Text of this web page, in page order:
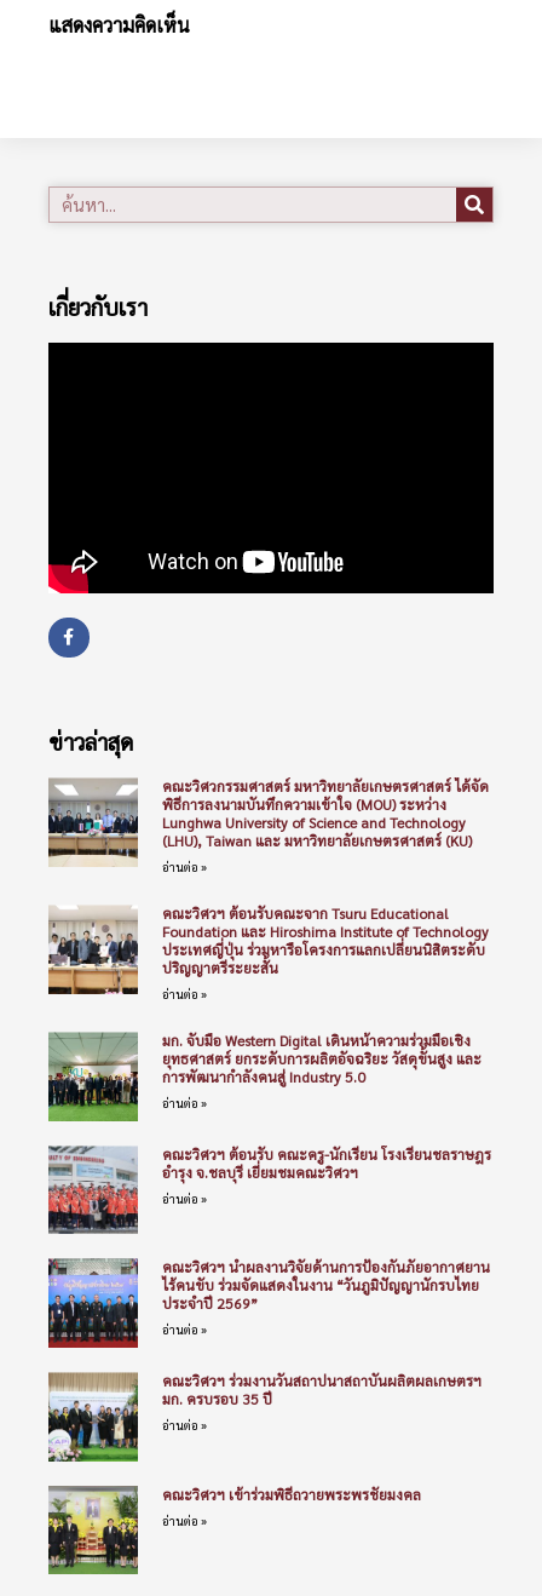
แสดงความคิดเห็น
เกี่ยวกับเรา
ข่าวล่าสุด
คณะวิศวกรรมศาสตร์ มหาวิทยาลัยเกษตรศาสตร์ ได้จัด
พิธีการลงนามบันทึกความเข้าใจ (MOU) ระหว่าง
Lunghwa University of Science and Technology
(LHU), Taiwan และ มหาวิทยาลัยเกษตรศาสตร์ (KU)
อ่านต่อ »
คณะวิศวฯ ต้อนรับคณะจาก Tsuru Educational
Foundation และ Hiroshima Institute of Technology
ประเทศญี่ปุ่น ร่วมหารือโครงการแลกเปลี่ยนนิสิตระดับ
ปริญญาตรีระยะสั้น
อ่านต่อ »
มก. จับมือ Western Digital เดินหน้าความร่วมมือเชิง
ยุทธศาสตร์ ยกระดับการผลิตอัจฉริยะ วัสดุขั้นสูง และ
การพัฒนากำลังคนสู่ Industry 5.0
อ่านต่อ »
คณะวิศวฯ ต้อนรับ คณะครู-นักเรียน โรงเรียนชลราษฎร
อำรุง จ.ชลบุรี เยี่ยมชมคณะวิศวฯ
อ่านต่อ »
คณะวิศวฯ นำผลงานวิจัยด้านการป้องกันภัยอากาศยาน
ไร้คนขับ ร่วมจัดแสดงในงาน “วันภูมิปัญญานักรบไทย
ประจำปี 2569”
อ่านต่อ »
คณะวิศวฯ ร่วมงานวันสถาปนาสถาบันผลิตผลเกษตรฯ
มก. ครบรอบ 35 ปี
อ่านต่อ »
คณะวิศวฯ เข้าร่วมพิธีถวายพระพรชัยมงคล
อ่านต่อ »